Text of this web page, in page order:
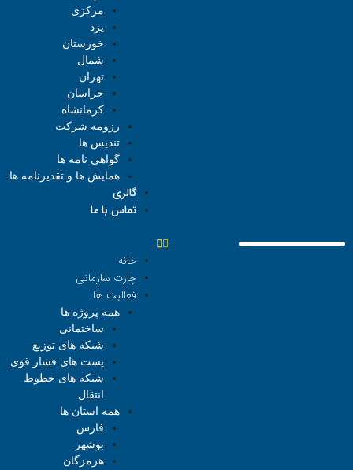
مرکزی
یزد
خوزستان
شمال
تهران
خراسان
کرمانشاه
رزومه شرکت
تندیس ها
گواهی نامه ها
همایش ها و تقدیرنامه ها
گالری
تماس با ما
خانه
چارت سازمانی
فعالیت ها
همه پروژه ها
ساختمانی
شبکه های توزیع
پست های فشار قوی
شبکه های خطوط
انتقال
همه استان ها
فارس
بوشهر
هرمزگان